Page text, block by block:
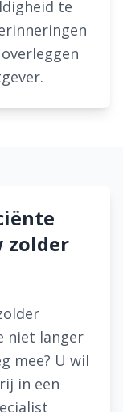
te
zolder
niet langer
mee? U wil
in een